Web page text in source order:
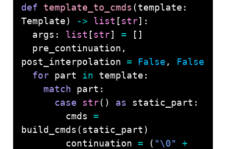
def template_to_cmds (template:
Template)
-> list [str
  args:
list [str] =
post_interpolation = False , False
for part in
match
case
str() as
        cmds
=
        continuation
= ( "\0"
+